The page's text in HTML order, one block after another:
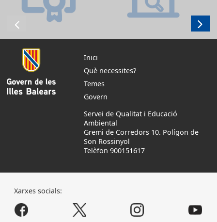
Inici
Què necessites?
Temes
Govern
Servei de Qualitat i Educació
Ambiental
Gremi de Corredors 10. Polígon de
Son Rossinyol
Telèfon 900151617
Xarxes socials: